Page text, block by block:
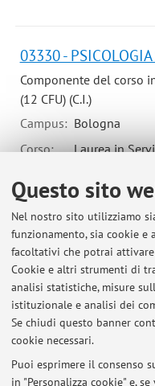
Questo sito
Nel nostro sito utilizziamo
funzionamento, sia cookie
facoltativi che potrai
Cookie e altri strumenti di
analisi statistiche, misure
istituzionale e analisi dei
Se chiudi questo banner
cookie necessari.
Puoi esprimere il consenso
in "Personalizza cookie" e,
03330 -
Componente del corso
(12 CFU) (C.I.)
Campus: Bologna
Corso:
Laurea in
03331 -
Componente del corso
(12 CFU) (C.I.)
Campus: Bologna
Corso:
Laurea in